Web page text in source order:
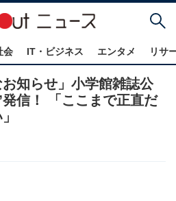
会 IT・ビジネス エンタメ リサ
お知らせ」小学館雑誌公
信！ 「ここまで正直だ